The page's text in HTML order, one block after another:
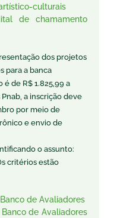
culturais
de chamamento
dos projetos
para a banca
é de R$ 1.825,99 a
a inscrição deve
por meio de
e envio de
o assunto:
critérios estão
de Avaliadores
de Avaliadores